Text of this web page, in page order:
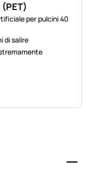
per pulcini 40
di salire